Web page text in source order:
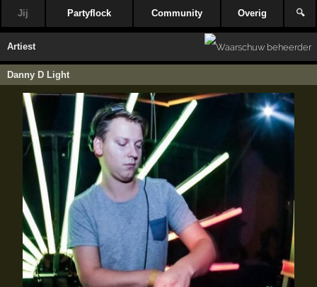
Jij Partyflock Community Overig 🔍
Artiest
Danny D Light